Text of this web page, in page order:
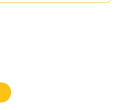
Ebara EVMS 3 14F5 Q1BEG E/1.5